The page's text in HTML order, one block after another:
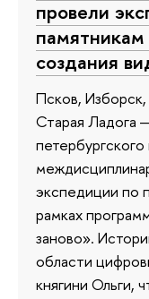
провели
создания
Псков,
Старая Ладога
экспедиции по
рамках
заново».
области
княгини Ольги,